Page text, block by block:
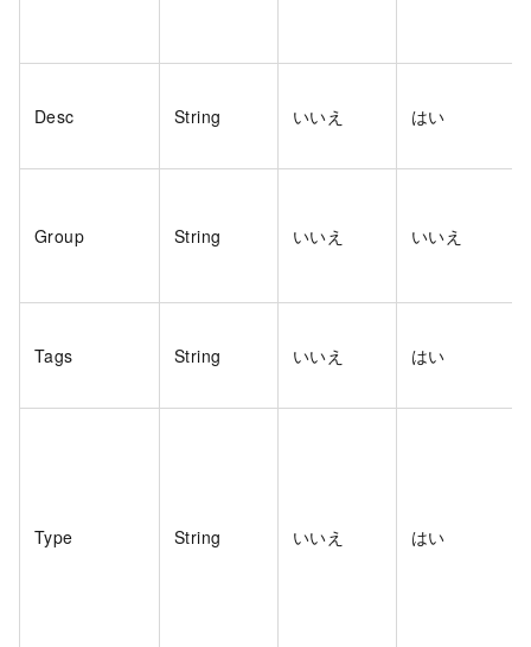
Desc String いいえ はい
Group String いいえ いいえ
Tags String いいえ はい
Type String いいえ はい